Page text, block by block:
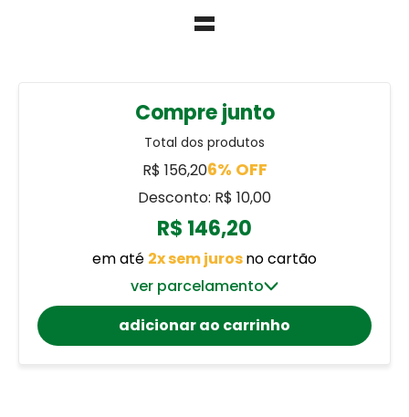
=
Compre junto
Total dos produtos
R$ 156,206% OFF
Desconto: R$ 10,00
R$ 146,20
em até 2x sem jurosno cartão
ver parcelamento
adicionar ao carrinho